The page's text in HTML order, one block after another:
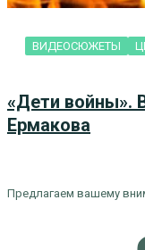
ВИДЕОСЮЖЕТЫ
«Дети войны».
Ермакова
Предлагаем вашему